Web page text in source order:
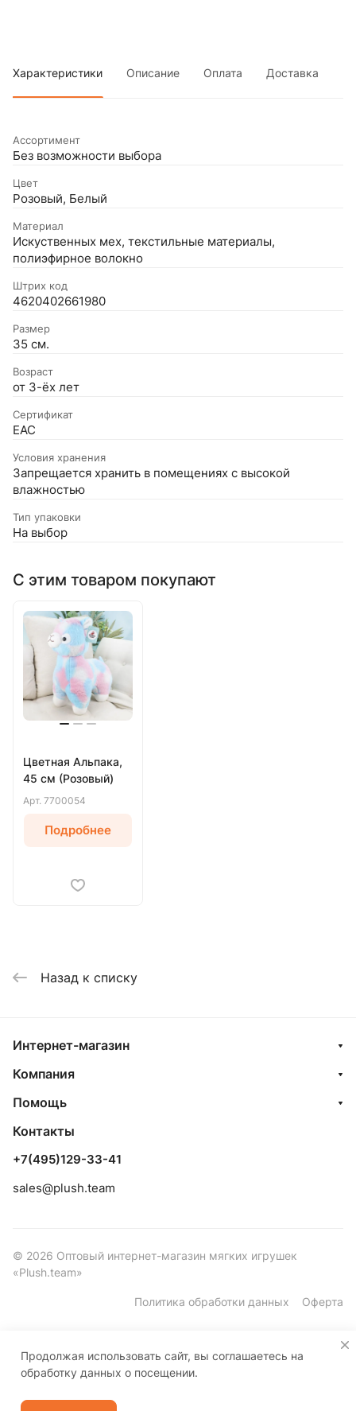
Характеристики Описание Оплата Доставка
Ассортимент
Без возможности выбора
Цвет
Розовый, Белый
Материал
Искуственных мех, текстильные материалы,
полиэфирное волокно
Штрих код
4620402661980
Размер
35 см.
Возраст
от 3-ёх лет
Сертификат
EAC
Условия хранения
Запрещается хранить в помещениях с высокой
влажностью
Тип упаковки
На выбор
С этим товаром покупают
Цветная Альпака,
45 см (Розовый)
Арт. 7700054
Подробнее
Назад к списку
Интернет-магазин
Компания
Помощь
Контакты
+7(495)129-33-41
sales@plush.team
© 2026 Оптовый интернет-магазин мягких игрушек
«Plush.team»
Политика обработки данных Оферта
Продолжая использовать сайт, вы соглашаетесь на
обработку данных о посещении.